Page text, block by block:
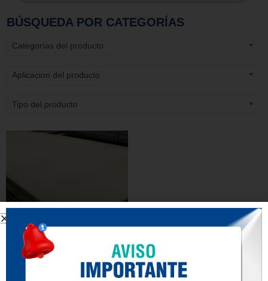
BÚSQUEDA POR CATEGORÍAS
Categorías del producto
Aplicacion del producto
Tipo del producto